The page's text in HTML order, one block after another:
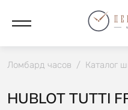
Ломбард часов / Каталог
HUBLOT TUTTI